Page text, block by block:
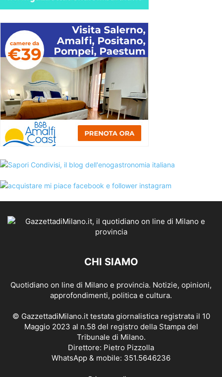
CHI SIAMO
Quotidiano on line di Milano e provincia. Notizie, opinioni,
approfondimenti, politica e cultura.
© GazzettadiMilano.it testata giornalistica registrata il 10
Maggio 2023 al n.58 del registro della Stampa del
Tribunale di Milano.
Direttore: Pietro Pizzolla
WhatsApp & mobile: 351.5646236